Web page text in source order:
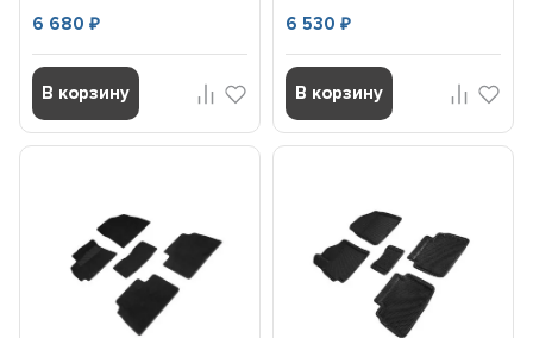
6 680₽
В корзину
6 530 ₽
В корзину